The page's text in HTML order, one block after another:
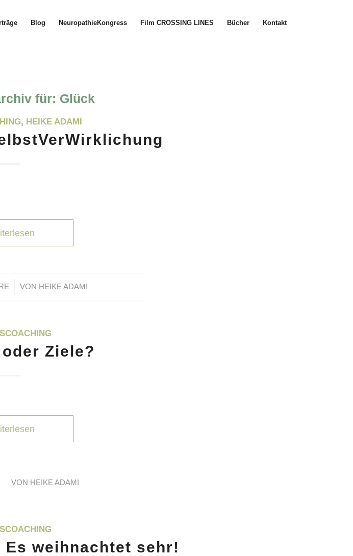
Blog NeuropathieKongress Film CROSSING LINES Bücher Kontakt
für: Glück
, HEIKE ADAMI
VON HEIKE ADAMI
Ziele?
VON HEIKE ADAMI
Es weihnachtet sehr!